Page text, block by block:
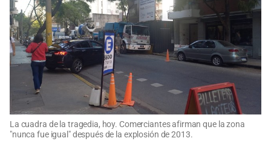
La cuadra de la tragedia, hoy. Comerciantes afirman que la zona
"nunca fue igual" después de la explosión de 2013.